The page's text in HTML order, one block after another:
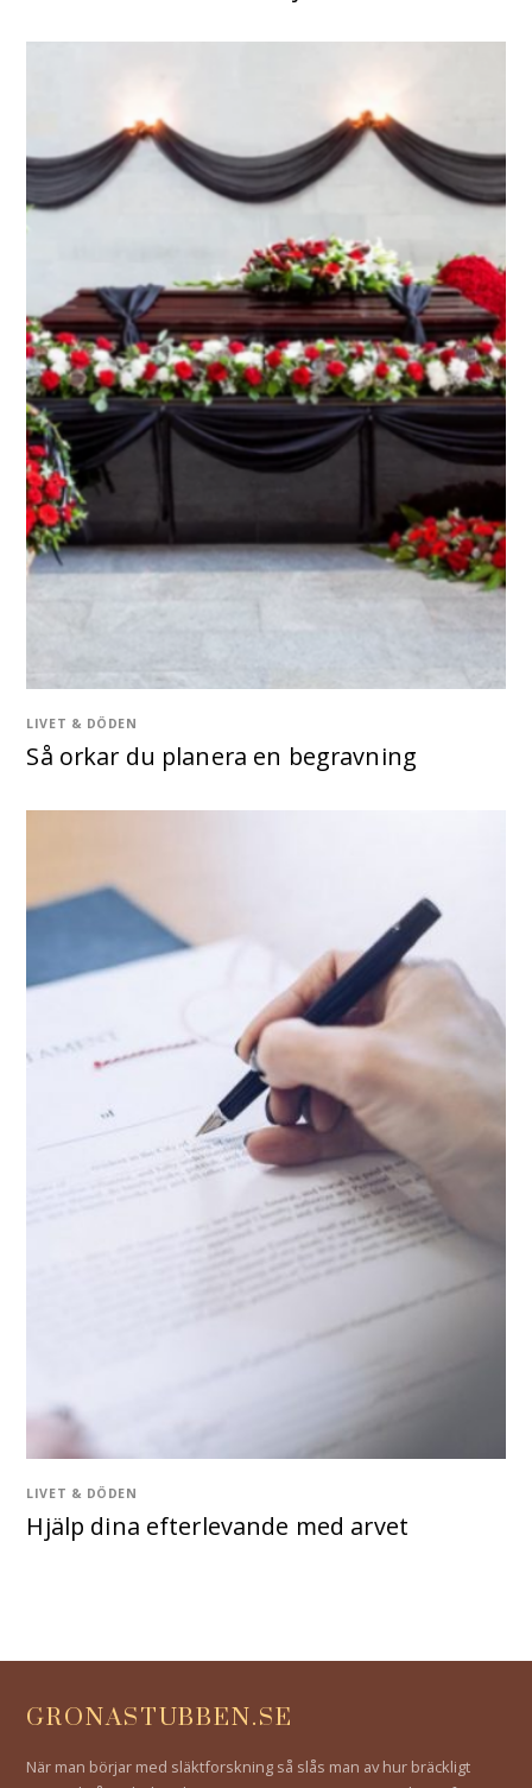
LIVET & DÖDEN
Så orkar du planera en begravning
LIVET & DÖDEN
Hjälp dina efterlevande med arvet
GRONASTUBBEN.SE
När man börjar med släktforskning så slås man av hur bräckligt